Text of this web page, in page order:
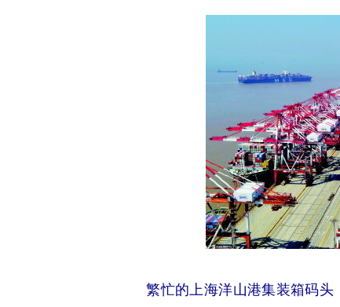
繁忙的上海洋山港集装箱码